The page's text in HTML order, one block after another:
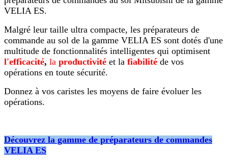
VELIA ES.
Malgré leur taille ultra compacte, les préparateurs de
commande au sol de la gamme VELIA ES sont dotés d'une
multitude de fonctionnalités intelligentes qui optimisent
l'efficacité, la productivité et la fiabilité de vos
opérations en toute sécurité.
Donnez à vos caristes les moyens de faire évoluer les
opérations.
Découvrez la gamme de préparateurs de commandes
VELIA ES